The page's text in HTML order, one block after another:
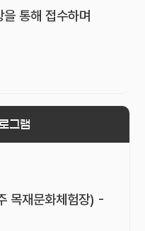
통해 접수하며
그램
목재문화체험장) -